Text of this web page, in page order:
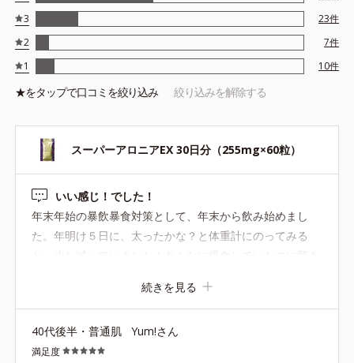
3
23件
2
7件
1
10件
★をタップで口コミを絞り込み 絞り込みを解除する
スーパーアロニアEX 30日分（255mg×60粒）
いい感じ！でした！
年末年始の暴飲暴食対策として、年末から飲み始めまし
た。年明け５日に、太ったかな？と体重計にのってみる
と、少し減っていました！あんなに爆食していたのに驚き
続きを見る
40代後半・普通肌 Yum!さん
満足度